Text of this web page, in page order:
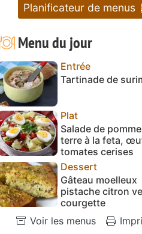
Planificateur de menus
Menu du jour
Entrée
Tartinade de
Plat
Salade de
terre à la feta,
tomates cerises
Dessert
Gâteau moelleux
pistache citron
courgette
Voir les menus